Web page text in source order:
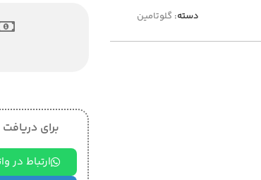
دسته: گلوتامین
برای دریافت
ارتباط در